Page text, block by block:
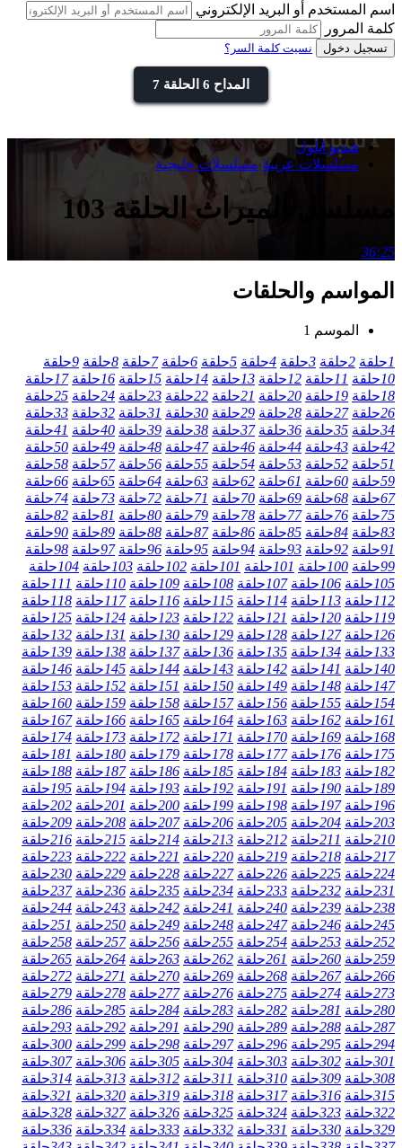
اسم المستخدم أو البريد الإلكتروني
كلمة المرور
تسجيل دخول نسيت كلمة السر؟
المداح 6 الحلقة 7
فيديو ايلول
مسلسلات عربية مسلسلات خليجية
مسلسل الميراث الحلقة 103
36:25
المواسم والحلقات
الموسم 1
1حلقة 2حلقة 3حلقة 4حلقة 5حلقة 6حلقة 7حلقة 8حلقة 9حلقة
10حلقة 11حلقة 12حلقة 13حلقة 14حلقة 15حلقة 16حلقة 17حلقة
18حلقة 19حلقة 20حلقة 21حلقة 22حلقة 23حلقة 24حلقة 25حلقة
26حلقة 27حلقة 28حلقة 29حلقة 30حلقة 31حلقة 32حلقة 33حلقة
34حلقة 35حلقة 36حلقة 37حلقة 38حلقة 39حلقة 40حلقة 41حلقة
42حلقة 43حلقة 44حلقة 46حلقة 47حلقة 48حلقة 49حلقة 50حلقة
51حلقة 52حلقة 53حلقة 54حلقة 55حلقة 56حلقة 57حلقة 58حلقة
59حلقة 60حلقة 61حلقة 62حلقة 63حلقة 64حلقة 65حلقة 66حلقة
67حلقة 68حلقة 69حلقة 70حلقة 71حلقة 72حلقة 73حلقة 74حلقة
75حلقة 76حلقة 77حلقة 78حلقة 79حلقة 80حلقة 81حلقة 82حلقة
83حلقة 84حلقة 85حلقة 86حلقة 87حلقة 88حلقة 89حلقة 90حلقة
91حلقة 92حلقة 93حلقة 94حلقة 95حلقة 96حلقة 97حلقة 98حلقة
99حلقة 100حلقة 101حلقة 101حلقة 102حلقة 103حلقة 104حلقة
105حلقة 106حلقة 107حلقة 108حلقة 109حلقة 110حلقة 111حلقة
112حلقة 113حلقة 114حلقة 115حلقة 116حلقة 117حلقة 118حلقة
119حلقة 120حلقة 121حلقة 122حلقة 123حلقة 124حلقة 125حلقة
126حلقة 127حلقة 128حلقة 129حلقة 130حلقة 131حلقة 132حلقة
133حلقة 134حلقة 135حلقة 136حلقة 137حلقة 138حلقة 139حلقة
140حلقة 141حلقة 142حلقة 143حلقة 144حلقة 145حلقة 146حلقة
147حلقة 148حلقة 149حلقة 150حلقة 151حلقة 152حلقة 153حلقة
154حلقة 155حلقة 156حلقة 157حلقة 158حلقة 159حلقة 160حلقة
161حلقة 162حلقة 163حلقة 164حلقة 165حلقة 166حلقة 167حلقة
168حلقة 169حلقة 170حلقة 171حلقة 172حلقة 173حلقة 174حلقة
175حلقة 176حلقة 177حلقة 178حلقة 179حلقة 180حلقة 181حلقة
182حلقة 183حلقة 184حلقة 185حلقة 186حلقة 187حلقة 188حلقة
189حلقة 190حلقة 191حلقة 192حلقة 193حلقة 194حلقة 195حلقة
196حلقة 197حلقة 198حلقة 199حلقة 200حلقة 201حلقة 202حلقة
203حلقة 204حلقة 205حلقة 206حلقة 207حلقة 208حلقة 209حلقة
210حلقة 211حلقة 212حلقة 213حلقة 214حلقة 215حلقة 216حلقة
217حلقة 218حلقة 219حلقة 220حلقة 221حلقة 222حلقة 223حلقة
224حلقة 225حلقة 226حلقة 227حلقة 228حلقة 229حلقة 230حلقة
231حلقة 232حلقة 233حلقة 234حلقة 235حلقة 236حلقة 237حلقة
238حلقة 239حلقة 240حلقة 241حلقة 242حلقة 243حلقة 244حلقة
245حلقة 246حلقة 247حلقة 248حلقة 249حلقة 250حلقة 251حلقة
252حلقة 253حلقة 254حلقة 255حلقة 256حلقة 257حلقة 258حلقة
259حلقة 260حلقة 261حلقة 262حلقة 263حلقة 264حلقة 265حلقة
266حلقة 267حلقة 268حلقة 269حلقة 270حلقة 271حلقة 272حلقة
273حلقة 274حلقة 275حلقة 276حلقة 277حلقة 278حلقة 279حلقة
280حلقة 281حلقة 282حلقة 283حلقة 284حلقة 285حلقة 286حلقة
287حلقة 288حلقة 289حلقة 290حلقة 291حلقة 292حلقة 293حلقة
294حلقة 295حلقة 296حلقة 297حلقة 298حلقة 299حلقة 300حلقة
301حلقة 302حلقة 303حلقة 304حلقة 305حلقة 306حلقة 307حلقة
308حلقة 309حلقة 310حلقة 311حلقة 312حلقة 313حلقة 314حلقة
315حلقة 316حلقة 317حلقة 318حلقة 319حلقة 320حلقة 321حلقة
322حلقة 323حلقة 324حلقة 325حلقة 326حلقة 327حلقة 328حلقة
329حلقة 330حلقة 331حلقة 332حلقة 333حلقة 334حلقة 336حلقة